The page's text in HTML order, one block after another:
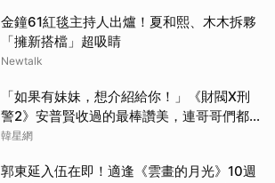
金鐘61紅毯主持人出爐！夏和熙、木木拆夥
「擁新搭檔」超吸睛
Newtalk
「如果有妹妹，想介紹給你！」《財閥X刑
警2》安普賢收過的最棒讚美，連哥哥們都
認證的好品格～
韓星網
郭東延入伍在即！適逢《雲畫的月光》10週